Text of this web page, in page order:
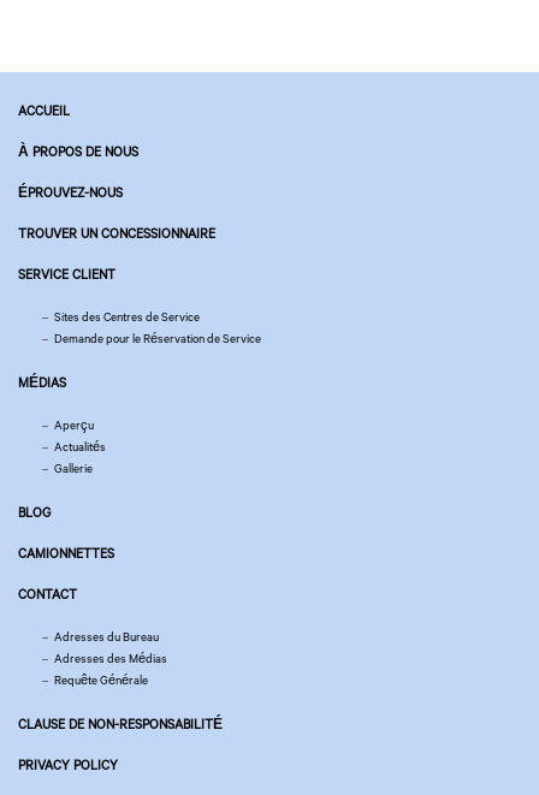
ACCUEIL
À PROPOS DE NOUS
ÉPROUVEZ-NOUS
TROUVER UN CONCESSIONNAIRE
SERVICE CLIENT
Sites des Centres de Service
Demande pour le Réservation de Service
MÉDIAS
Aperçu
Actualités
Gallerie
BLOG
CAMIONNETTES
CONTACT
Adresses du Bureau
Adresses des Médias
Requête Générale
CLAUSE DE NON-RESPONSABILITÉ
PRIVACY POLICY